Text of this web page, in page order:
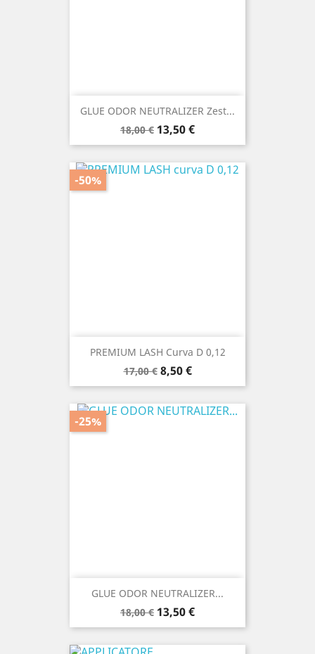
GLUE ODOR NEUTRALIZER Zest...
Prezzo
base
18,00 € Prezzo
13,50 €
PREMIUM LASH Curva D 0,12
Prezzo
base
17,00 € Prezzo
8,50 €
-50%
GLUE ODOR NEUTRALIZER...
Prezzo
base
18,00 € Prezzo
13,50 €
-25%